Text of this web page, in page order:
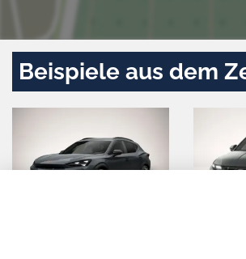
Beispiele aus dem